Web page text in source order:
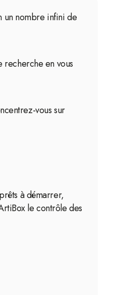
un nombre infini de
en vous
vous sur
à démarrer,
le contrôle des